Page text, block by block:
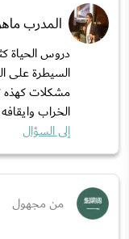
المدرب
دروس الحياة
السيطرة على
مشكلات كهذه
الخراب
إلى السؤال
من مجهول